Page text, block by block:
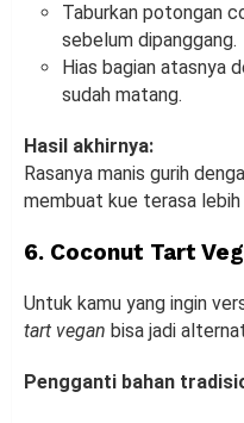
Taburkan potongan
sebelum dipanggang.
Hias bagian atasnya
sudah matang.
Hasil akhirnya:
Rasanya manis gurih
membuat kue terasa lebih
6. Coconut Tart
Untuk kamu yang ingin
tart vegan bisa jadi
Pengganti bahan